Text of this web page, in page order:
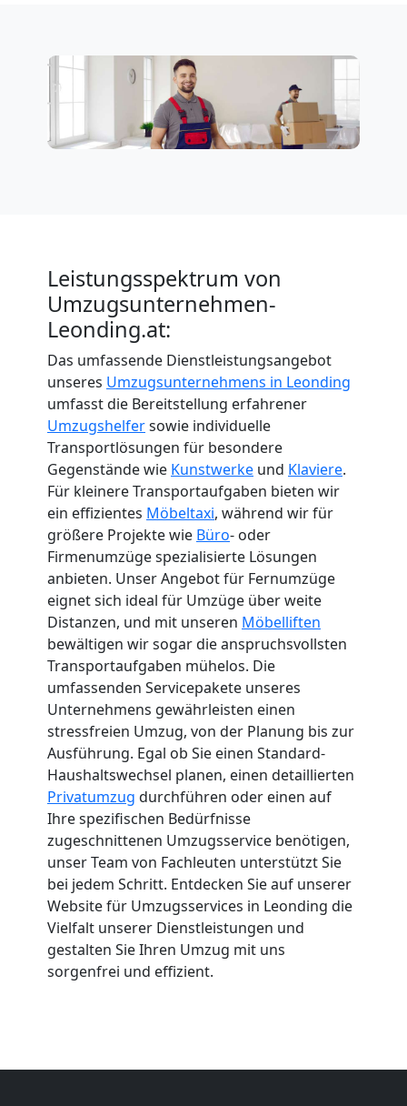
Leistungsspektrum von
Umzugsunternehmen-
Leonding.at:
Das umfassende Dienstleistungsangebot
unseres Umzugsunternehmens in Leonding
umfasst die Bereitstellung erfahrener
Umzugshelfersowie individuelle
Transportlösungen für besondere
Gegenstände wie Kunstwerke und Klaviere.
Für kleinere Transportaufgaben bieten wir
ein effizientes Möbeltaxi, während wir für
größere Projekte wie Büro- oder
Firmenumzüge spezialisierte Lösungen
anbieten. Unser Angebot für Fernumzüge
eignet sich ideal für Umzüge über weite
Distanzen, und mit unseren Möbelliften
bewältigen wir sogar die anspruchsvollsten
Transportaufgaben mühelos. Die
umfassenden Servicepakete unseres
Unternehmens gewährleisten einen
stressfreien Umzug, von der Planung bis zur
Ausführung. Egal ob Sie einen Standard-
Haushaltswechsel planen, einen detaillierten
Privatumzug durchführen oder einen auf
Ihre spezifischen Bedürfnisse
zugeschnittenen Umzugsservice benötigen,
unser Team von Fachleuten unterstützt Sie
bei jedem Schritt. Entdecken Sie auf unserer
Website für Umzugsservices in Leonding die
Vielfalt unserer Dienstleistungen und
gestalten Sie Ihren Umzug mit uns
sorgenfrei und effizient.